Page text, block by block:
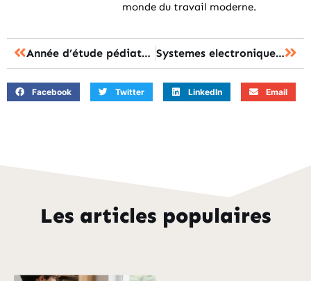
monde du travail moderne.
Année d’étude pédiatre : les onze ans de cursus pour devenir spécialiste ? Systemes electroniques numeriques : le nouveau bac CIEL et les débouchés professionnels
Facebook Twitter LinkedIn Email
Les articles populaires